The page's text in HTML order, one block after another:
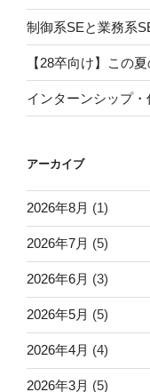
制御系SEと業務系
【28卒向け】この
インターンシップ
アーカイブ
2026年8月 (1)
2026年7月 (5)
2026年6月 (3)
2026年5月 (5)
2026年4月 (4)
2026年3月 (5)